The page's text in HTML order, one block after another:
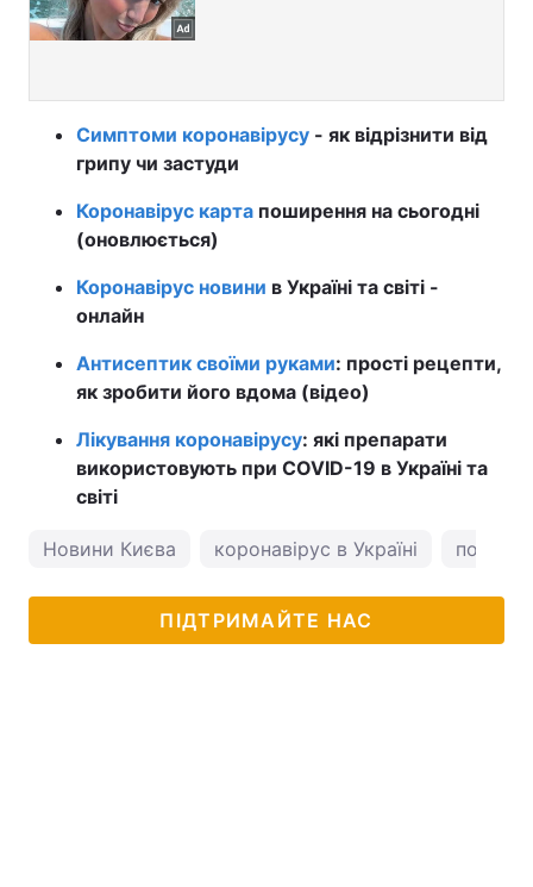
Симптоми коронавірусу - як відрізнити від
грипу чи застуди
Коронавірус карта поширення на сьогодні
(оновлюється)
Коронавірус новини в Україні та світі -
онлайн
Антисептик своїми руками: прості рецепти,
як зробити його вдома (відео)
Лікування коронавірусу: які препарати
використовують при COVID-19 в Україні та
світі
Новини Києва коронавірус в Україні погода
ПІДТРИМАЙТЕ НАС